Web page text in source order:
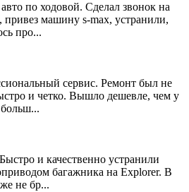
по ходовой. Сделал звонок на
привез машину s-max, устранили,
про...
сервис. Ремонт был не
и четко. Вышло дешевле, чем у
и качественно устранили
багажника на Explorer. В
не бр...